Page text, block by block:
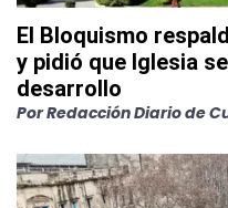
El Bloquismo
y pidió que Iglesia
desarrollo
PorRedacción Diario de